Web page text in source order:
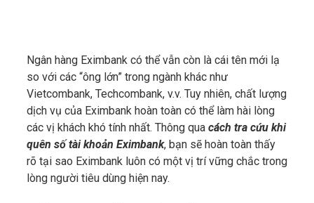
Ngân hàng Eximbank có thể vẫn còn là cái tên mới lạ
so với các “ông lớn” trong ngành khác như
Vietcombank, Techcombank, v.v. Tuy nhiên, chất lượng
dịch vụ của Eximbank hoàn toàn có thể làm hài lòng
các vị khách khó tính nhất. Thông qua cách tra cứu khi
quên số tài khoản Eximbank, bạn sẽ hoàn toàn thấy
rõ tại sao Eximbank luôn có một vị trí vững chắc trong
lòng người tiêu dùng hiện nay.